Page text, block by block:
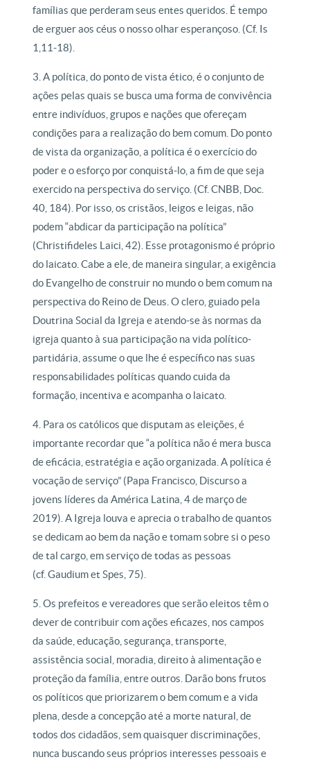
famílias que perderam seus entes queridos. É tempo
de erguer aos céus o nosso olhar esperançoso. (Cf. Is
1,11-18).
3. A política, do ponto de vista ético, é o conjunto de
ações pelas quais se busca uma forma de convivência
entre indivíduos, grupos e nações que ofereçam
condições para a realização do bem comum. Do ponto
de vista da organização, a política é o exercício do
poder e o esforço por conquistá-lo, a fim de que seja
exercido na perspectiva do serviço. (Cf. CNBB, Doc.
40, 184). Por isso, os cristãos, leigos e leigas, não
podem “abdicar da participação na política”
(Christifideles Laici, 42). Esse protagonismo é próprio
do laicato. Cabe a ele, de maneira singular, a exigência
do Evangelho de construir no mundo o bem comum na
perspectiva do Reino de Deus. O clero, guiado pela
Doutrina Social da Igreja e atendo-se às normas da
igreja quanto à sua participação na vida político-
partidária, assume o que lhe é específico nas suas
responsabilidades políticas quando cuida da
formação, incentiva e acompanha o laicato.
4. Para os católicos que disputam as eleições, é
importante recordar que “a política não é mera busca
de eficácia, estratégia e ação organizada. A política é
vocação de serviço” (Papa Francisco, Discurso a
jovens líderes da América Latina, 4 de março de
2019). A Igreja louva e aprecia o trabalho de quantos
se dedicam ao bem da nação e tomam sobre si o peso
de tal cargo, em serviço de todas as pessoas
(cf. Gaudium et Spes, 75).
5. Os prefeitos e vereadores que serão eleitos têm o
dever de contribuir com ações eficazes, nos campos
da saúde, educação, segurança, transporte,
assistência social, moradia, direito à alimentação e
proteção da família, entre outros. Darão bons frutos
os políticos que priorizarem o bem comum e a vida
plena, desde a concepção até a morte natural, de
todos dos cidadãos, sem quaisquer discriminações,
nunca buscando seus próprios interesses pessoais e